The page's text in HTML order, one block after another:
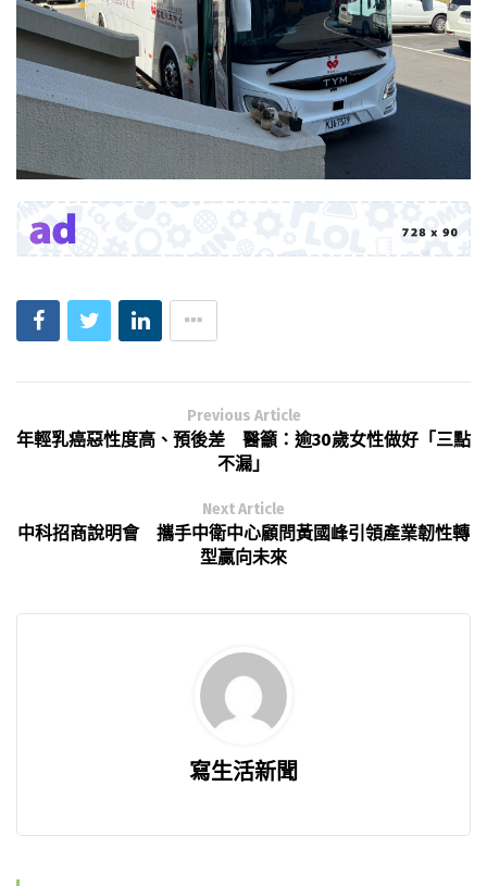
Previous Article
年輕乳癌惡性度高、預後差 醫籲：逾30歲女性做好「三點
不漏」
Next Article
中科招商說明會 攜手中衛中心顧問黃國峰引領產業韌性轉
型贏向未來
寫生活新聞